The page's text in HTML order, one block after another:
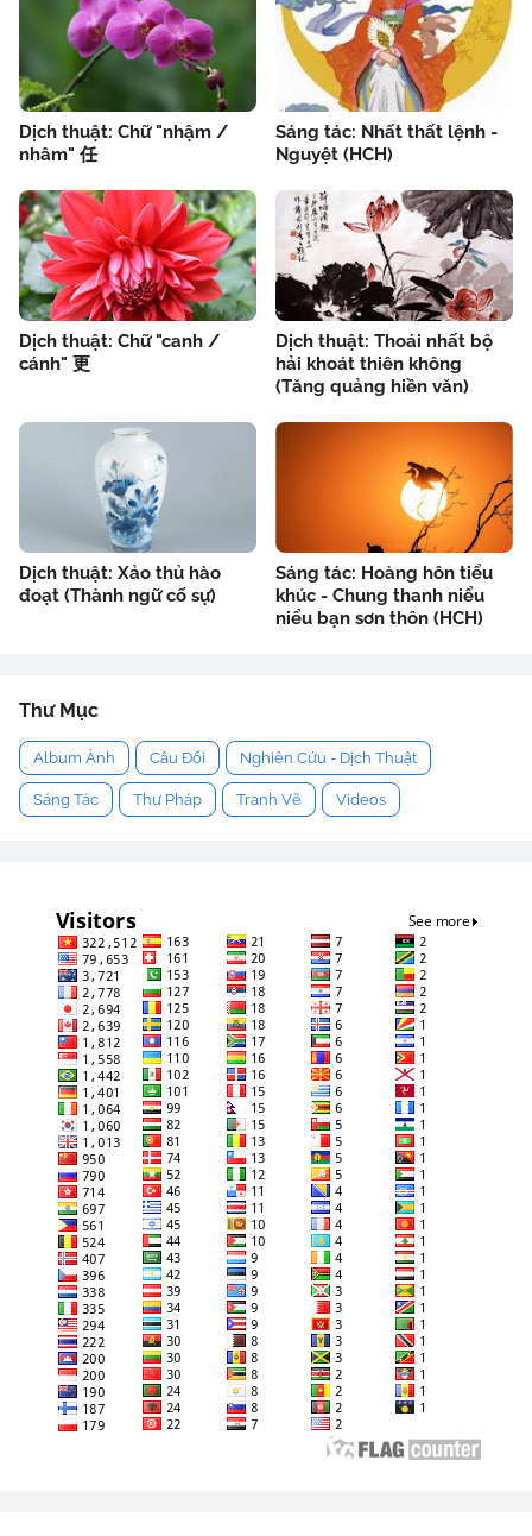
Dịch thuật: Chữ "nhậm /
nhâm" 任
Sáng tác: Nhất thất lệnh -
Nguyệt (HCH)
Dịch thuật: Chữ "canh /
cánh" 更
Dịch thuật: Thoái nhất bộ
hải khoát thiên không
(Tăng quảng hiền văn)
Dịch thuật: Xảo thủ hào
đoạt (Thành ngữ cố sự)
Sáng tác: Hoàng hôn tiểu
khúc - Chung thanh niểu
niểu bạn sơn thôn (HCH)
Thư Mục
Album Ảnh Câu Đối Nghiên Cứu - Dịch Thuật
Sáng Tác Thư Pháp Tranh Vẽ Videos